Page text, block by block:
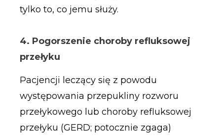
tylko to, co jemu służy.
4. Pogorszenie choroby refluksowej
przełyku
Pacjencji leczący się z powodu
występowania przepukliny rozworu
przełykowego lub choroby refluksowej
przełyku (GERD; potocznie zgaga)